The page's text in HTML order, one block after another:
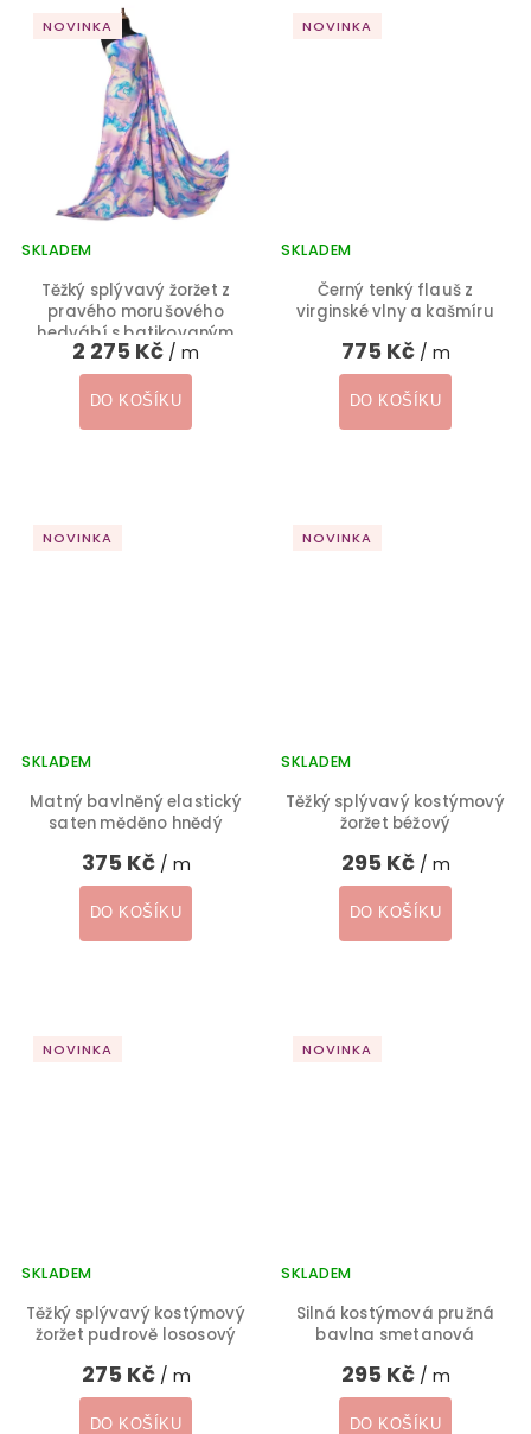
NOVINKA
Těžký splývavý žoržet z
pravého morušového
hedvábí s batikovaným
vzorem
SKLADEM
2 275 Kč / m
DO KOŠÍKU
NOVINKA
Černý tenký flauš z
virginské vlny a kašmíru
SKLADEM
775 Kč / m
DO KOŠÍKU
NOVINKA
Matný bavlněný elastický
saten měděno hnědý
SKLADEM
375 Kč / m
DO KOŠÍKU
NOVINKA
Těžký splývavý kostýmový
žoržet béžový
SKLADEM
295 Kč / m
DO KOŠÍKU
NOVINKA
Těžký splývavý kostýmový
žoržet pudrově lososový
SKLADEM
275 Kč / m
DO KOŠÍKU
NOVINKA
Silná kostýmová pružná
bavlna smetanová
SKLADEM
295 Kč / m
DO KOŠÍKU